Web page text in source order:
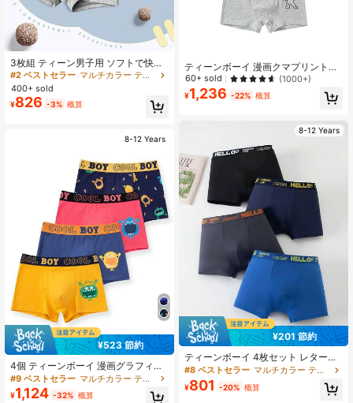
3枚組 ティーン男子用 ソフトで快適
な レターパッチワーク ボクサーブリ
ーフ
#2 ベストセラー
マルチカラー ティーンボーイズ下着
400+ sold
¥826 -3% 概算
8-12 Years
¥523 節約
4個 ティーンボーイ 漫画グラフィッ
ク レターテープウエスト ボクサーブ
リーフ
#9 ベストセラー マルチカラー ティーンボーイズ下着
¥1,124 -32% 概算
ティーンボーイ 漫画クマプリントボ
クサーブリーフ下着
60+ sold (1000+)
¥1,236 -22% 概算
8-12 Years
¥201 節約
ティーンボーイ 4枚セット レターウ
エストバンド ミッドライズ ボクサー
ブリーフ
#8 ベストセラー マルチカラー ティーンボーイズ下着
¥801 -20% 概算